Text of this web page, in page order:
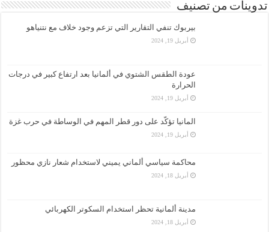
تدوينات من تصنيف
بيربوك تنفي التقارير التي تزعم وجود خلاف مع نتنياهو
أبريل 19, 2024
عودة الطقس الشتوي في ألمانيا بعد ارتفاع كبير في درجات
الحرارة
أبريل 19, 2024
المانيا تؤكّد على دور قطر المهم في الوساطة في حرب غزة
أبريل 19, 2024
محاكمة سياسي ألماني يميني لاستخدام شعار نازي محظور
أبريل 18, 2024
مدينة ألمانية تحظر استخدام السكوتر الكهربائي
أبريل 18, 2024